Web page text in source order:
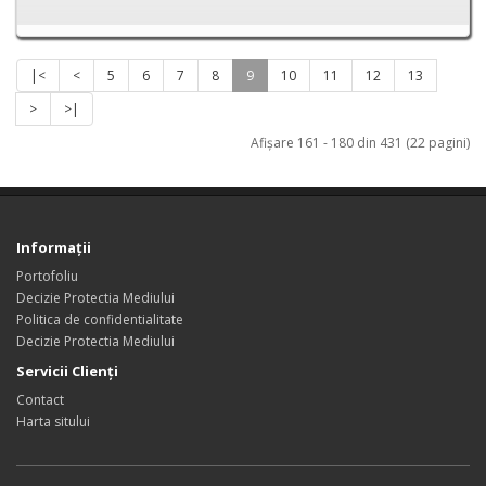
|< < 5 6 7 8 9 10 11 12
13
>
>|
Afişare 161 - 180 din 431 (22 pagini)
Informaţii
Portofoliu
Decizie Protectia Mediului
Politica de confidentialitate
Decizie Protectia Mediului
Servicii Clienţi
Contact
Harta sitului